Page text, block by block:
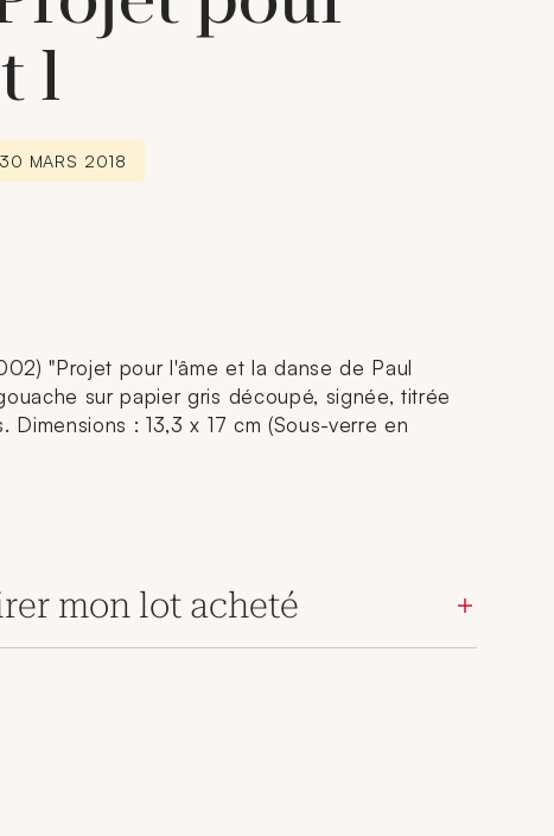
l
MARS 2018
"Projet pour l'âme et la danse de Paul
sur papier gris découpé, signée, titrée
Dimensions : 13,3 x 17 cm (Sous-verre en
mon lot acheté